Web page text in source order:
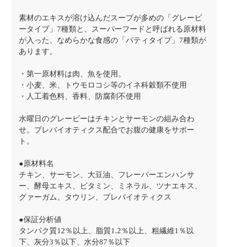
素材のエキスが溶け込んだスープが多めの「グレービ
ータイプ」7種類と、スーパーフードと呼ばれる原材料
が入った、なめらかな食感の「パティタイプ」7種類が
あります。
・第一原材料は肉、魚を使用。
・小麦、米、トウモロコシ等のイネ科穀類不使用
・人工着色料、香料、防腐剤不使用
水曜日のグレービーはチキンとサーモンの組み合わ
せ。プレバイオティクス配合でお腹の健康をサポー
ト。
●原材料名
チキン、サーモン、大豆油、フレーバーエンハンサ
ー、酵母エキス、ビタミン、ミネラル、ツナエキス、
グァーガム、タウリン、プレバイオティクス
●保証分析値
タンパク質12％以上、脂質1.2％以上、粗繊維1％以
下、灰分3％以下、水分87％以下